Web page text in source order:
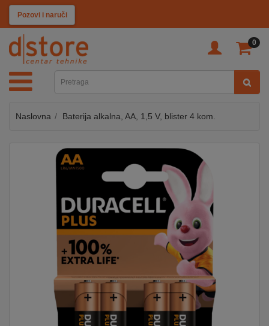
Pozovi i naruči
0
KATEGORIJE
TV
SAT
MOBILNI
Naslovna Baterija alkalna, AA, 1,5 V, blister 4 kom.